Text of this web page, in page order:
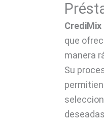
CrediMix
que
manera
Su